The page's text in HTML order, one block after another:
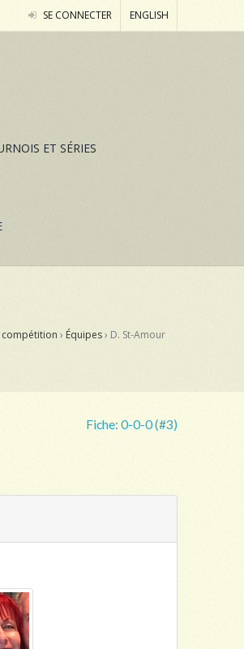
SE CONNECTER ENGLISH
ET SÉRIES
› Équipes› D. St-Amour
Fiche: 0-0-0 (#3)